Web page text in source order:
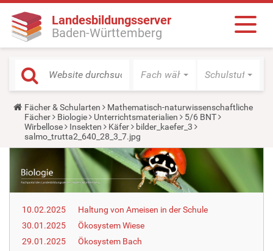
Landesbildungsserver
Baden-Württemberg
Fach wählen Schulstufe
Y
o
u
a
r
e
r
e
Fächer & Schularten
Mathematisch-naturwissenschaftliche
Fächer
Biologie Unterrichtsmaterialien
5/6 BNT
Wirbellose
Insekten Käfer
bilder_kaefer_3
salmo_trutta2_640_28_3_7.jpg
10.02.2025
Haltung von Ameisen in der Schule
30.01.2025
Ökosystem Wiese
29.01.2025
Ökosystem Bach